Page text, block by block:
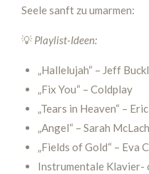
Seele sanft zu umarmen:
💡 Playlist-Ideen:
„Hallelujah“ – Jeff
„Fix You“ – Coldplay
„Tears in Heaven“ –
„Angel“ – Sarah
„Fields of Gold“ – Eva
Instrumentale Klavier-